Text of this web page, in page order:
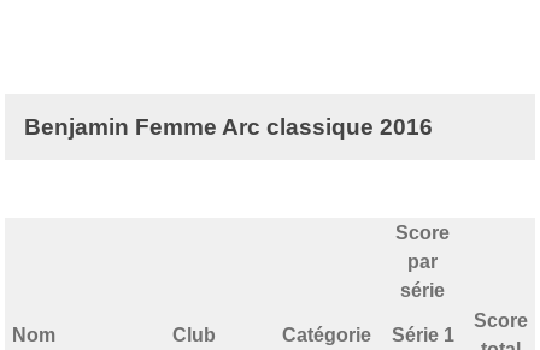
Benjamin Femme Arc classique 2016
Score
par
série
Nom Club Catégorie Série 1
Score